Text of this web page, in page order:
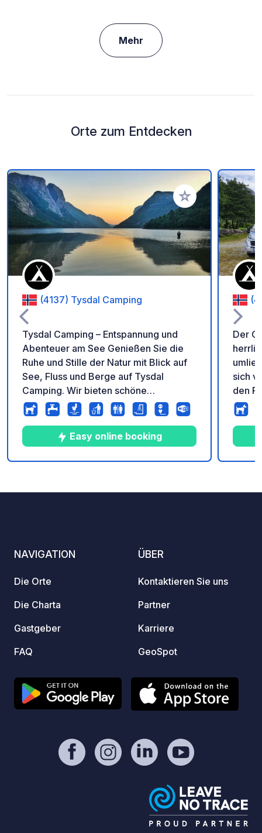
Mehr
Orte zum Entdecken
Zu Ihren Favoriten
(4137) Tysdal Camping
Tysdal Camping – Entspannung und
Abenteuer am See Genießen Sie die
Ruhe und Stille der Natur mit Blick auf
See, Fluss und Berge auf Tysdal
Camping. Wir bieten schöne
Stellplätze, saubere Sanitäranlagen,
einen großen Sandstrand sowie einen
Boots-, Kajak- und Paddleboard (SUP)-
Verleih. Der ideale Ausgangspunkt zum
Wandern, Angeln und Erkunden der
Easy online booking
Der
sich
den
NAVIGATION
Die Orte
Die Charta
Gastgeber
FAQ
ÜBER
Kontaktieren Sie uns
Partner
Karriere
GeoSpot